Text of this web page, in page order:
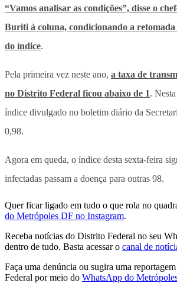
“Vamos analisar as condições”, disse o
Buriti à coluna, condicionando a retomada
do índice.
Pela primeira vez neste ano, a taxa de
no Distrito Federal ficou abaixo de 1.
índice divulgado no boletim diário da
0,98.
Agora em queda, o índice desta sexta-feira
infectadas passam a doença para outras 98.
Quer ficar ligado em tudo o que rola no
do Metrópoles DF no Instagram.
Receba notícias do Distrito Federal no seu
dentro de tudo. Basta acessar o canal de
Faça uma denúncia ou sugira uma
Federal por meio do WhatsApp do